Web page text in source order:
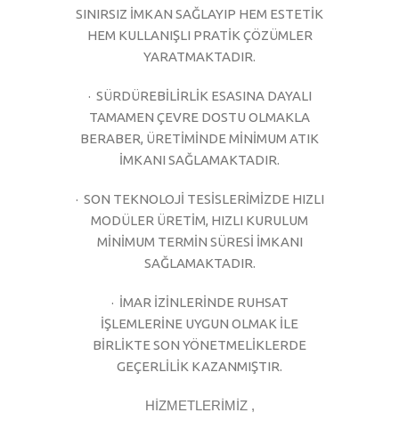
SINIRSIZ İMKAN SAĞLAYIP HEM ESTETİK
HEM KULLANIŞLI PRATİK ÇÖZÜMLER
YARATMAKTADIR.
· SÜRDÜREBİLİRLİK ESASINA DAYALI
TAMAMEN ÇEVRE DOSTU OLMAKLA
BERABER, ÜRETİMİNDE MİNİMUM ATIK
İMKANI SAĞLAMAKTADIR.
· SON TEKNOLOJİ TESİSLERİMİZDE HIZLI
MODÜLER ÜRETİM, HIZLI KURULUM
MİNİMUM TERMİN SÜRESİ İMKANI
SAĞLAMAKTADIR.
· İMAR İZİNLERİNDE RUHSAT
İŞLEMLERİNE UYGUN OLMAK İLE
BİRLİKTE SON YÖNETMELİKLERDE
GEÇERLİLİK KAZANMIŞTIR.
HİZMETLERİMİZ ,